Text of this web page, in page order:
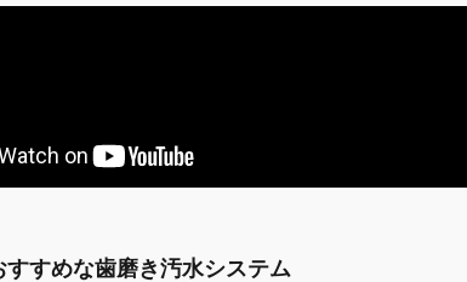
すすめな歯磨き汚水システム